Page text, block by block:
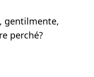
gentilmente,
perché?